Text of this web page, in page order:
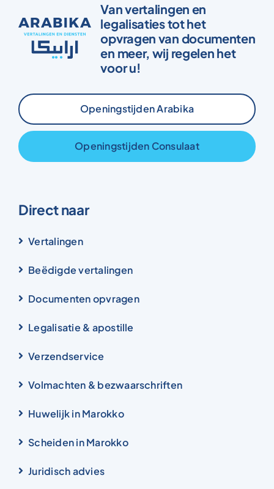
Van vertalingen en
legalisaties tot het
opvragen van documenten
en meer, wij regelen het
voor u!
Openingstijden Arabika
Openingstijden Consulaat
Direct naar
Vertalingen
Beëdigde vertalingen
Documenten opvragen
Legalisatie & apostille
Verzendservice
Volmachten & bezwaarschriften
Huwelijk in Marokko
Scheiden in Marokko
Juridisch advies